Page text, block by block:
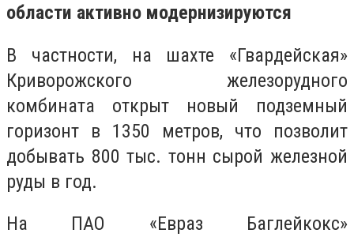
области активно модернизируются
В частности, на шахте «Гвардейская»
Криворожского железорудного
комбината открыт новый подземный
горизонт в 1350 метров, что позволит
добывать 800 тыс. тонн сырой железной
руды в год.
На ПАО «Евраз Баглейкокс»